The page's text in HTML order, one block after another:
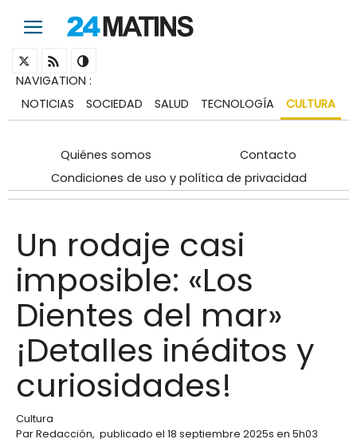
NAVIGATION :
NOTICIAS
SOCIEDAD SALUD TECNOLOGÍA CULTURA
Quiénes somos
Contacto
Condiciones de uso y política de privacidad
Un rodaje casi
imposible: «Los
Dientes del mar»
¡Detalles inéditos y
curiosidades!
Cultura
ParRedacción, publicado el 18 septiembre 2025s en 5h03